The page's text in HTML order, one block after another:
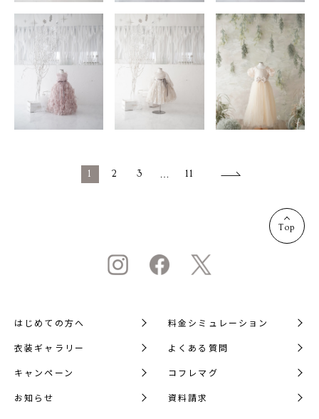
1 2 3 … 11
Top
はじめての方へ 料金シミュレーション
衣装ギャラリー よくある質問
キャンペーン コフレマグ
お知らせ 資料請求